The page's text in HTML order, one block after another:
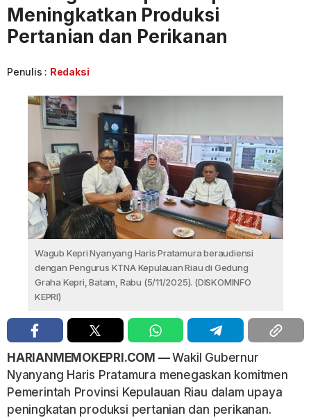
Meningkatkan Produksi
Pertanian dan Perikanan
Penulis : Redaksi
Wagub Kepri Nyanyang Haris Pratamura beraudiensi
dengan Pengurus KTNA Kepulauan Riau di Gedung
Graha Kepri, Batam, Rabu (5/11/2025). (DISKOMINFO
KEPRI)
HARIANMEMOKEPRI.COM —Wakil Gubernur
Nyanyang Haris Pratamura menegaskan komitmen
Pemerintah Provinsi Kepulauan Riau dalam upaya
peningkatan produksi pertanian dan perikanan.